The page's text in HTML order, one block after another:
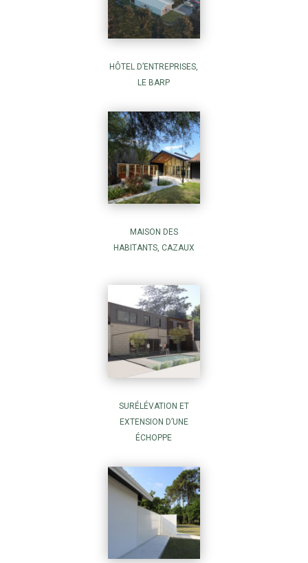
HÔTEL D’ENTREPRISES,
LE BARP
MAISON DES
HABITANTS, CAZAUX
SURÉLÉVATION ET
EXTENSION D’UNE
ÉCHOPPE